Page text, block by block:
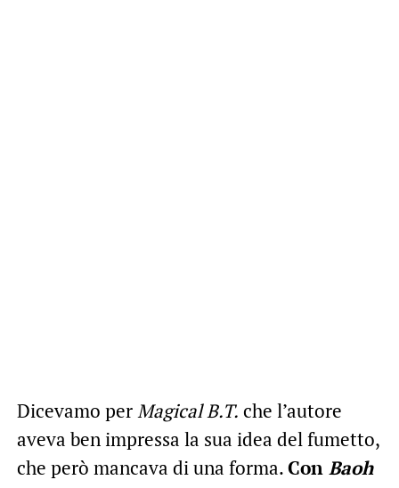
Dicevamo perMagical B.T. che l’autore
aveva ben impressa la sua idea del fumetto,
che però mancava di una forma.Con Baoh